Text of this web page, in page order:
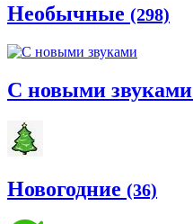
Необычные (298)
С новыми звуками
Новогодние (36)